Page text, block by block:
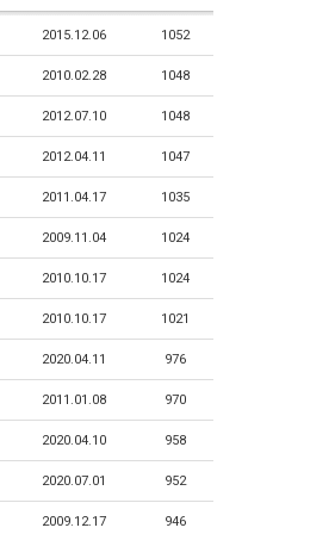
2015.12.06 1052
2010.02.28 1048
2012.07.10 1048
2012.04.11 1047
2011.04.17 1035
2009.11.04 1024
2010.10.17 1024
2010.10.17 1021
2020.04.11 976
2011.01.08 970
2020.04.10 958
2020.07.01 952
2009.12.17 946